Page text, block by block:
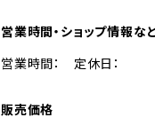
営業時間・ショップ情報な
営業時間： 定休日：
販売価格